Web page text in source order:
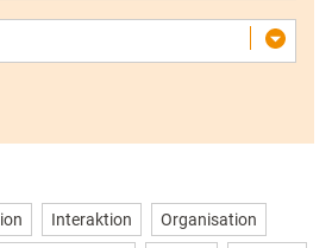
Interaktion Organisation